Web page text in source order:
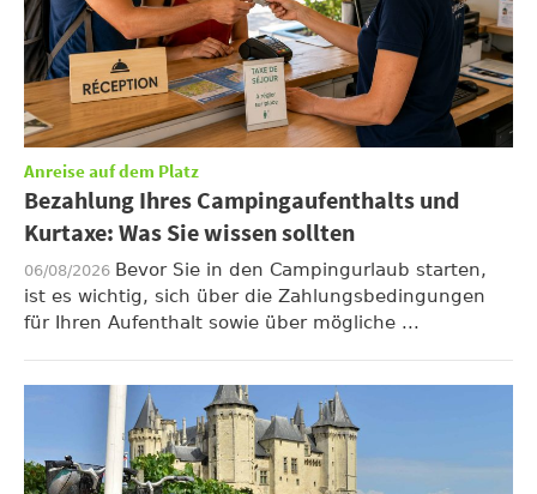
Anreise auf dem Platz
Bezahlung Ihres Campingaufenthalts und
Kurtaxe: Was Sie wissen sollten
06/08/2026 Bevor Sie in den Campingurlaub starten,
ist es wichtig, sich über die Zahlungsbedingungen
für Ihren Aufenthalt sowie über mögliche ...